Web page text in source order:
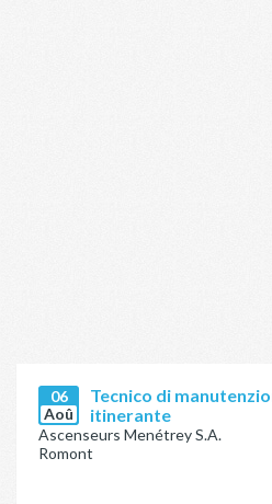
06
Aoû
Tecnico di
itinerante
Ascenseurs Menétrey S.A.
Romont